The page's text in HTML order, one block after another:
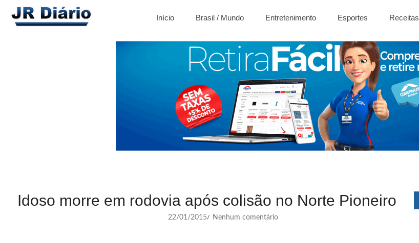
Início Brasil / Mundo Entretenimento Esportes Receitas
Idoso morre em rodovia após colisão no Norte Pioneiro
22/01/2015/ Nenhum comentário